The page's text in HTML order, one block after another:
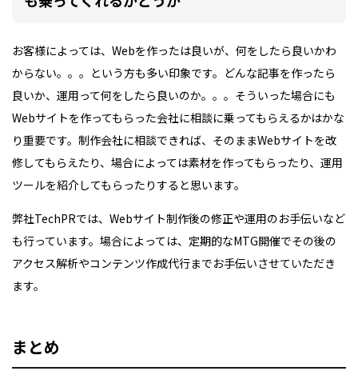
お客様によっては、Webを作ったは良いが、何をしたら良いかわ
からない。。。という方も多い印象です。どんな記事を作ったら
良いか、運用って何をしたら良いのか。。。そういった場合にも
Webサイトを作ってもらった会社に相談に乗ってもらえるかはかな
り重要です。制作会社に相談できれば、そのままWebサイトを改
修してもらえたり、場合によっては素材を作ってもらったり、運用
ツールを紹介してもらったりすると思います。
弊社TechPRでは、Webサイト制作後の修正や運用のお手伝いなど
も行っています。場合によっては、定期的なMTG開催でその後の
アクセス解析やコンテンツ作成代行までお手伝いさせていただき
ます。
まとめ